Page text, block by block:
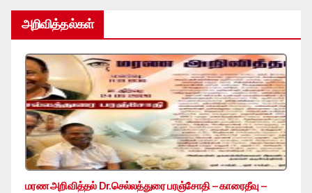
அறிவித்தல்கள்
மரண அறிவித்தல் Dr.செல்லத்துரை பரஞ்சோதி – காரைதீவு –